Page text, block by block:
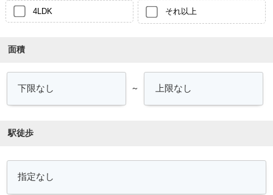
4LDK それ以上
面積
～
駅徒歩